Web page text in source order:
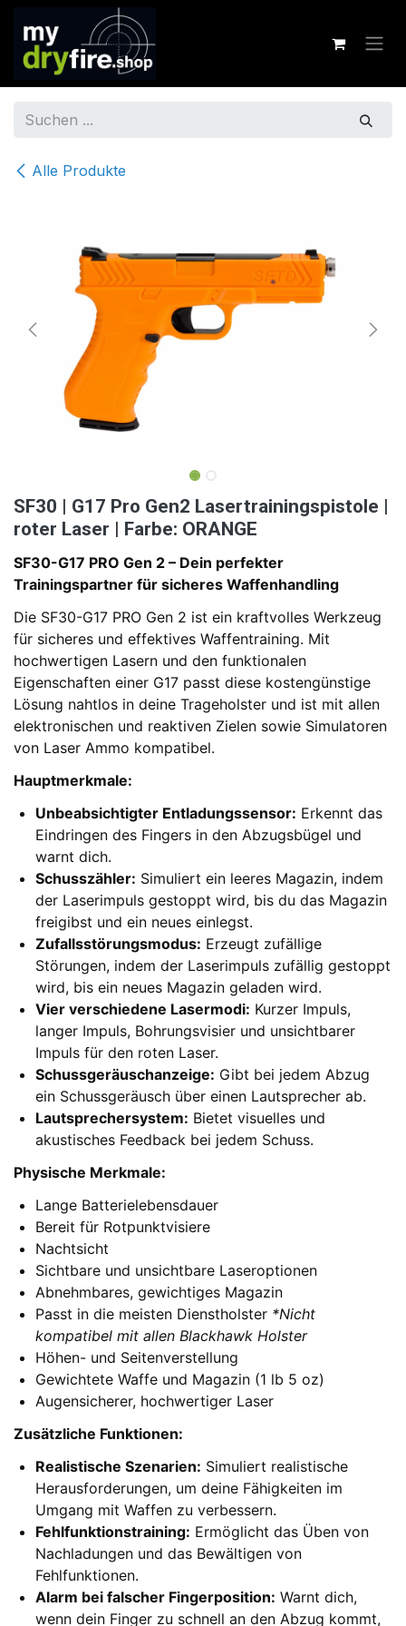
Alle Produkte
SF30 | G17 Pro Gen2 Lasertrainingspistole |
roter Laser | Farbe: ORANGE
SF30-G17 PRO Gen 2 – Dein perfekter
Trainingspartner für sicheres Waffenhandling
Die SF30-G17 PRO Gen 2 ist ein kraftvolles Werkzeug
für sicheres und effektives Waffentraining. Mit
hochwertigen Lasern und den funktionalen
Eigenschaften einer G17 passt diese kostengünstige
Lösung nahtlos in deine Trageholster und ist mit allen
elektronischen und reaktiven Zielen sowie Simulatoren
von Laser Ammo kompatibel.
Hauptmerkmale:
Unbeabsichtigter Entladungssensor: Erkennt das
Eindringen des Fingers in den Abzugsbügel und
warnt dich.
Schusszähler: Simuliert ein leeres Magazin, indem
der Laserimpuls gestoppt wird, bis du das Magazin
freigibst und ein neues einlegst.
Zufallsstörungsmodus: Erzeugt zufällige
Störungen, indem der Laserimpuls zufällig gestoppt
wird, bis ein neues Magazin geladen wird.
Vier verschiedene Lasermodi: Kurzer Impuls,
langer Impuls, Bohrungsvisier und unsichtbarer
Impuls für den roten Laser.
Schussgeräuschanzeige: Gibt bei jedem Abzug
ein Schussgeräusch über einen Lautsprecher ab.
Lautsprechersystem: Bietet visuelles und
akustisches Feedback bei jedem Schuss.
Physische Merkmale:
Lange Batterielebensdauer
Bereit für Rotpunktvisiere
Nachtsicht
Sichtbare und unsichtbare Laseroptionen
Abnehmbares, gewichtiges Magazin
Passt in die meisten Dienstholster *Nicht
kompatibel mit allen Blackhawk Holster
Höhen- und Seitenverstellung
Gewichtete Waffe und Magazin (1 lb 5 oz)
Augensicherer, hochwertiger Laser
Zusätzliche Funktionen:
Realistische Szenarien: Simuliert realistische
Herausforderungen, um deine Fähigkeiten im
Umgang mit Waffen zu verbessern.
Fehlfunktionstraining: Ermöglicht das Üben von
Nachladungen und das Bewältigen von
Fehlfunktionen.
Alarm bei falscher Fingerposition: Warnt dich,
wenn dein Finger zu schnell an den Abzug kommt,